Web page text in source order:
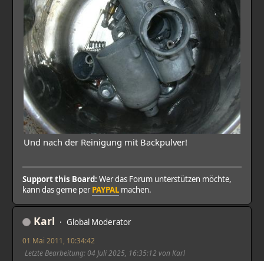
Und nach der Reinigung mit Backpulver!
Support this Board: Wer das Forum unterstützen möchte,
kann das gerne perPAYPAL machen.
Karl Global Moderator
01 Mai 2011, 10:34:42
Letzte Bearbeitung: 04 Juli 2025, 16:35:12 von Karl